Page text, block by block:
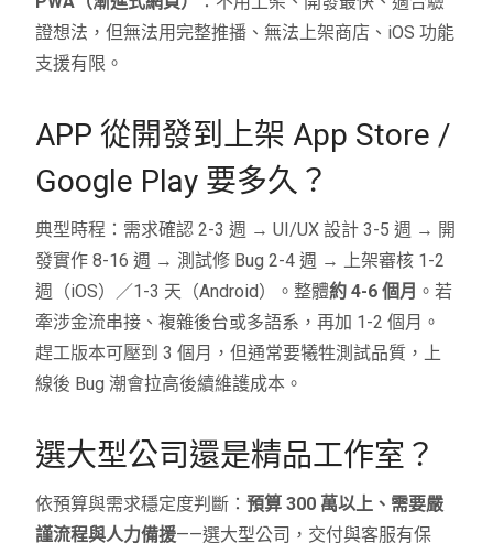
證想法，但無法用完整推播、無法上架商店、iOS 功能
支援有限。
APP 從開發到上架 App Store /
Google Play 要多久？
典型時程：需求確認 2-3 週 → UI/UX 設計 3-5 週 → 開
發實作 8-16 週 → 測試修 Bug 2-4 週 → 上架審核 1-2
週（iOS）／1-3 天（Android）。整體約 4-6 個月 。若
牽涉金流串接、複雜後台或多語系，再加 1-2 個月。
趕工版本可壓到 3 個月，但通常要犧牲測試品質，上
線後 Bug 潮會拉高後續維護成本。
選大型公司還是精品工作室？
依預算與需求穩定度判斷：預算 300 萬以上、需要嚴
謹流程與人力備援——選大型公司，交付與客服有保